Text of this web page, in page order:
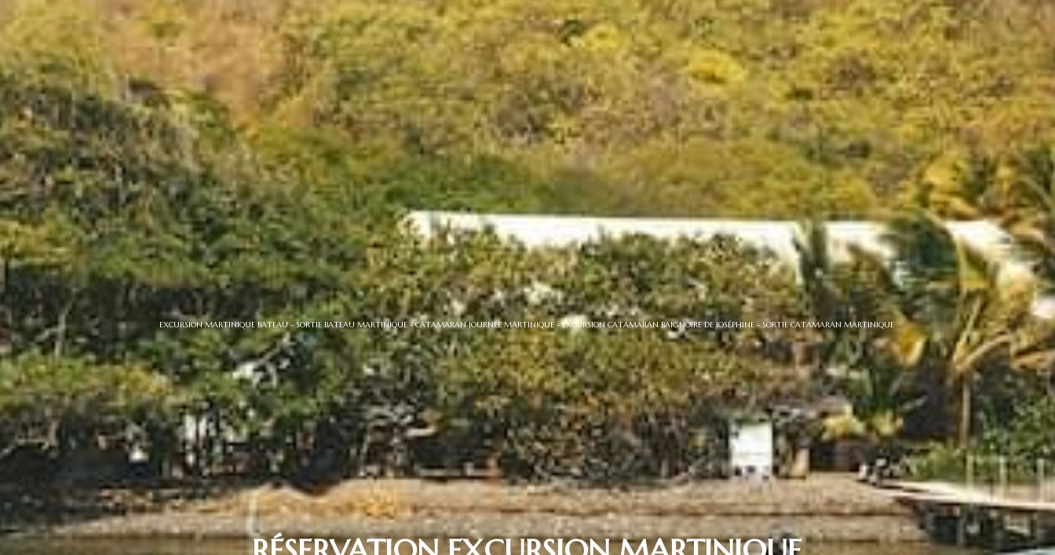
EXCURSION MARTINIQUE BATEAU - SORTIE BATEAU MARTINIQUE - CATAMARAN JOURNÉE MARTINIQUE - EXCURSION CATAMARAN BAIGNOIRE DE JOSÉPHINE - SORTIE CATAMARAN MARTINIQUE